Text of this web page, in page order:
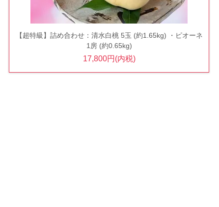
【超特級】詰め合わせ：清水白桃 5玉 (約1.65kg) ・ピオーネ
1房 (約0.65kg)
17,800円(内税)